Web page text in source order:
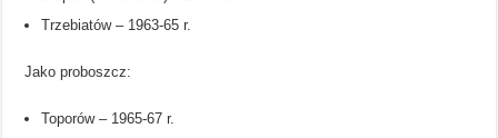
Trzebiatów – 1963-65 r.
Jako proboszcz:
Toporów – 1965-67 r.